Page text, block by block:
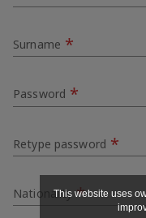
Surname *
Password *
Retype password *
Nationality *
This website uses